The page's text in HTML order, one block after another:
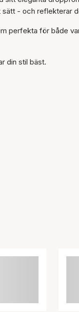
Artikeln har lagts till i
- och reflekterar
perfekta för både
din stil bäst.